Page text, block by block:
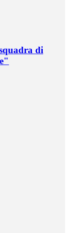
di